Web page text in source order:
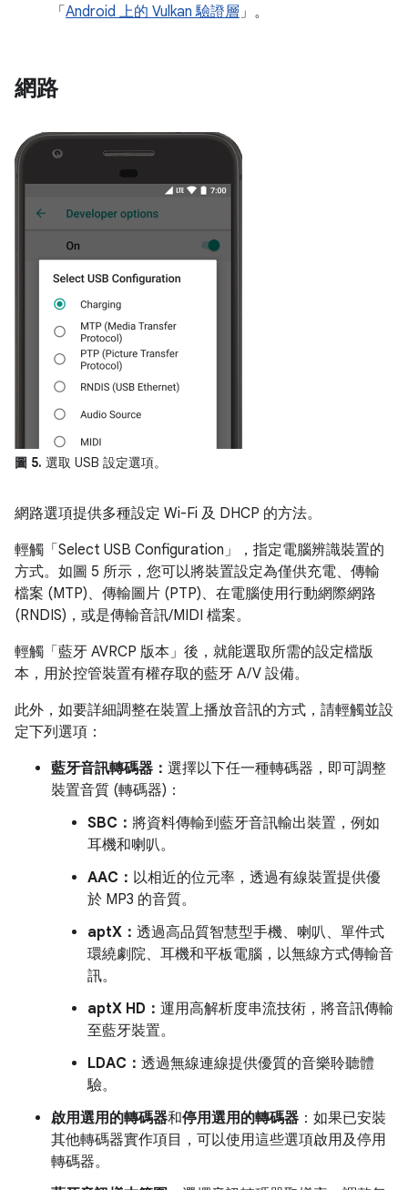
「 Android 上的 Vulkan 驗證層」。
網路
圖 5. 選取 USB 設定選項。
網路選項提供多種設定 Wi-Fi 及 DHCP 的方法。
輕觸「Select USB Configuration」，指定電腦辨識裝置的
方式。 如圖 5 所示，您可以將裝置設定為僅供充電、傳輸
檔案 (MTP)、傳輸圖片 (PTP)、在電腦使用行動網際網路
(RNDIS)，或是傳輸音訊/MIDI 檔案。
輕觸「藍牙 AVRCP 版本」 後，就能選取所需的設定檔版
本，用於控管裝置有權存取的藍牙 A/V 設備。
此外，如要詳細調整在裝置上播放音訊的方式，請輕觸並設
定下列選項：
藍牙音訊轉碼器： 選擇以下任一種轉碼器，即可調整
裝置音質 (轉碼器)：
SBC： 將資料傳輸到藍牙音訊輸出裝置，例如
耳機和喇叭。
AAC： 以相近的位元率，透過有線裝置提供優
於 MP3 的音質。
aptX： 透過高品質智慧型手機、喇叭、單件式
環繞劇院、耳機和平板電腦，以無線方式傳輸音
訊。
aptX HD： 運用高解析度串流技術，將音訊傳輸
至藍牙裝置。
LDAC： 透過無線連線提供優質的音樂聆聽體
驗。
啟用選用的轉碼器和停用選用的轉碼器 ：如果已安裝
其他轉碼器實作項目，可以使用這些選項啟用及停用
轉碼器。